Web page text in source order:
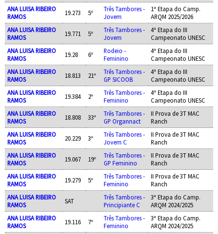
ANA LUISA RIBEIRO
RAMOS
19.273 5º
Três Tambores -
Jovem
1ª Etapa do Camp.
ARQM 2025/2026
ANA LUISA RIBEIRO
RAMOS
19.771 5º
Três Tambores -
Jovem
4ª Etapa do III
Campeonato UNESC
ANA LUISA RIBEIRO
RAMOS
19.28 6º
Rodeio -
Feminino
4ª Etapa do III
Campeonato UNESC
ANA LUISA RIBEIRO
RAMOS
18.813 21º
Três Tambores -
GP SICOOB
4ª Etapa do III
Campeonato UNESC
ANA LUISA RIBEIRO
RAMOS
19.384 2º
Três Tambores -
Feminino
4ª Etapa do III
Campeonato UNESC
ANA LUISA RIBEIRO
RAMOS
18.808 33º
Três Tambores -
GP Organnact
II Prova de 3T MAC
Ranch
ANA LUISA RIBEIRO
RAMOS
20.229 3º
Três Tambores -
Jovem C
II Prova de 3T MAC
Ranch
ANA LUISA RIBEIRO
RAMOS
19.067 19º
Três Tambores -
GP Feminino
II Prova de 3T MAC
Ranch
ANA LUISA RIBEIRO
RAMOS
19.279 5º
Três Tambores -
Feminino
II Prova de 3T MAC
Ranch
ANA LUISA RIBEIRO
RAMOS
SAT
Três Tambores -
Principiante C
3ª Etapa do Camp.
ARQM 2024/2025
ANA LUISA RIBEIRO
RAMOS
19.116 7º
Três Tambores -
Feminino
3ª Etapa do Camp.
ARQM 2024/2025